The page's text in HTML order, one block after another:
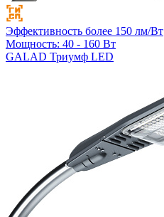
Эффективность более 150 лм/Вт
Мощность: 40 - 160 Вт
GALAD Триумф LED